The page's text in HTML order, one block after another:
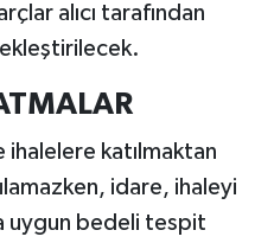
alıcı tarafından
ihalelere katılmaktan
idare, ihaleyi
uygun bedeli tespit